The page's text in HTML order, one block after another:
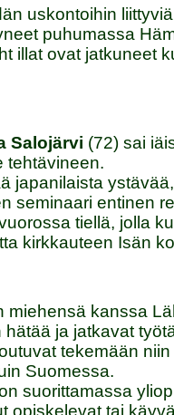
uskontoihin
puhumassa
illat ovat jatkuneet
Salojärvi (72) sai
tehtävineen.
japanilaista
seminaari entinen
tiellä, jolla
kirkkauteen Isän
miehensä kanssa
ja jatkavat
tekemään
Suomessa.
suorittamassa
opiskelevat tai